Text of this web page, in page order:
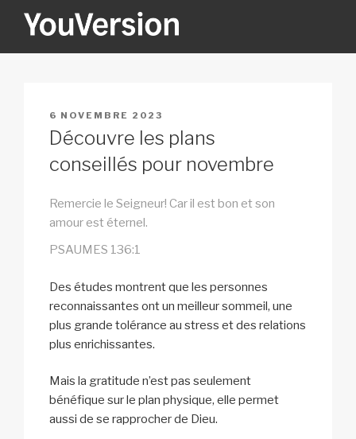
YOUVERSION
PUBLIÉ
LE
6 NOVEMBRE 2023
Découvre les plans
conseillés pour novembre
Remercie le Seigneur! Car il est bon et son
amour est éternel.
PSAUMES 136:1
Des études montrent que les personnes
reconnaissantes ont un meilleur sommeil, une
plus grande tolérance au stress et des relations
plus enrichissantes.
Mais la gratitude n’est pas seulement
bénéfique sur le plan physique, elle permet
aussi de se rapprocher de Dieu.